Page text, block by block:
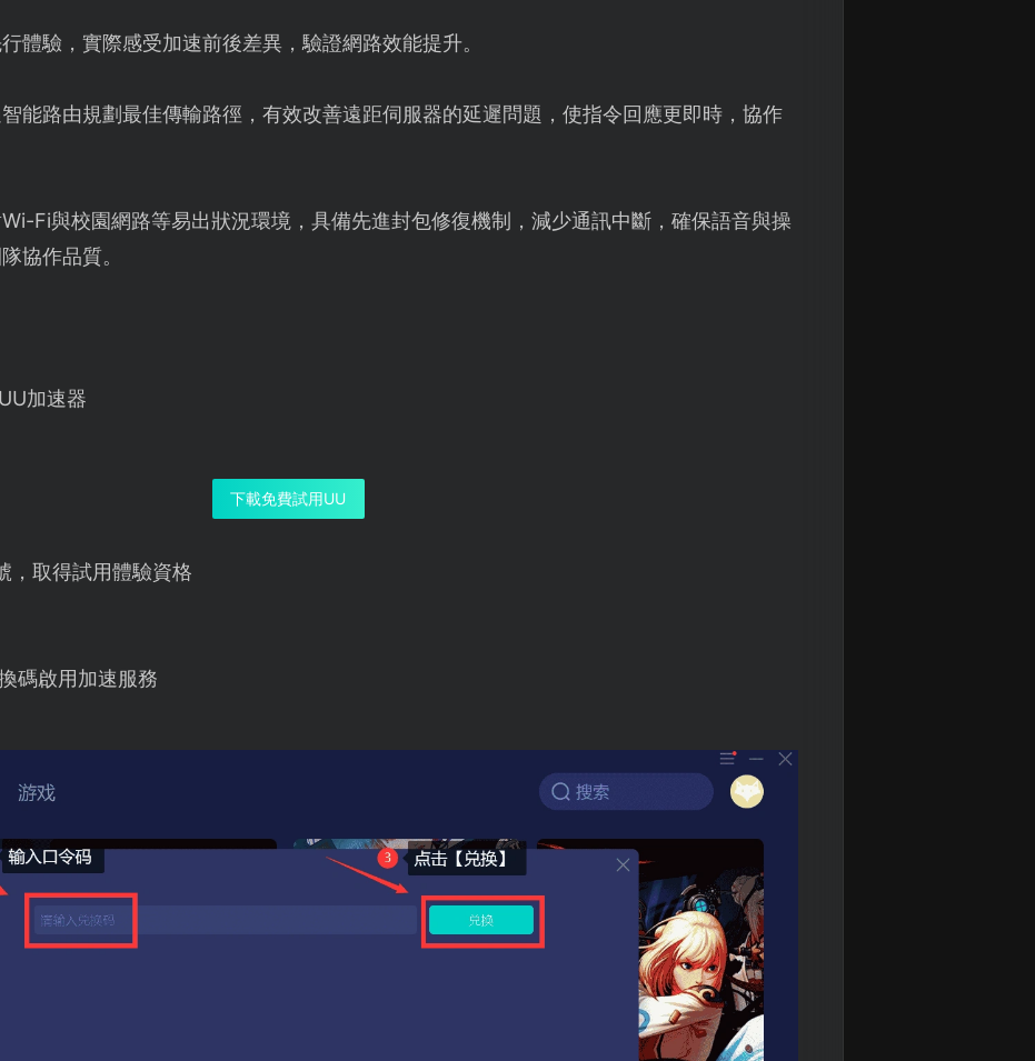
行體驗，實際感受加速前後差異，驗證網路效能提升。
能路由規劃最佳傳輸路徑，有效改善遠距伺服器的延遲問題，使指令回應更即時，協作
Fi與校園網路等易出狀況環境，具備先進封包修復機制，減少通訊中斷，確保語音與操
協作品質。
加速器
下載免費試用UU
，取得試用體驗資格
碼啟用加速服務